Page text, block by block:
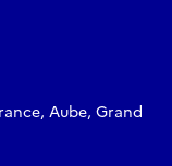
Aube, Grand